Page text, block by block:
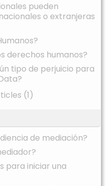
pueden
o extranjeras
derechos humanos?
tipo de perjuicio para
(1)
de mediación?
para iniciar una